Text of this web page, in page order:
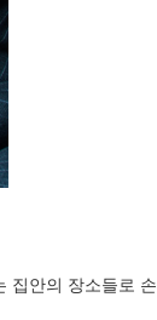
집안의 장소들로 손